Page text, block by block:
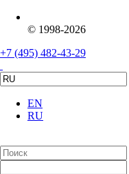
© 1998-2026
+7 (495) 482-43-29
EN
RU